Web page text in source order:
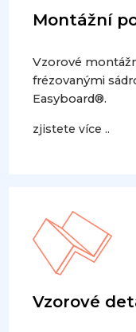
Montážní
Vzorové
frézovanými
Easyboard®.
zjistete více ..
Vzorové